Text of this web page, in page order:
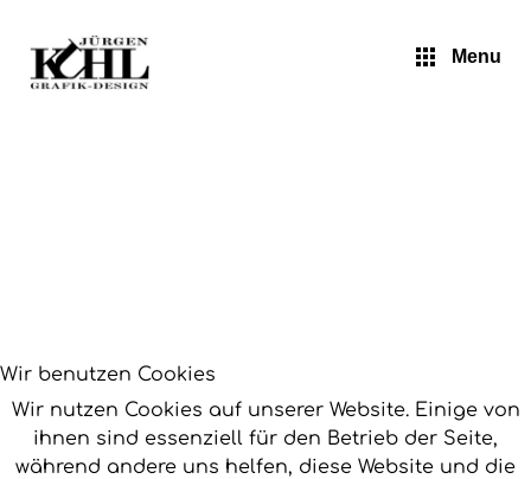
Menu
Wir benutzen Cookies
Wir nutzen Cookies auf unserer Website. Einige von
ihnen sind essenziell für den Betrieb der Seite,
während andere uns helfen, diese Website und die